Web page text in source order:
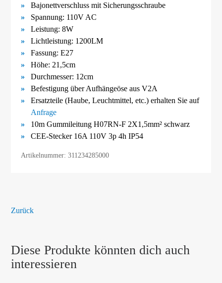
Bajonettverschluss mit Sicherungsschraube
Spannung: 110V AC
Leistung: 8W
Lichtleistung: 1200LM
Fassung: E27
Höhe: 21,5cm
Durchmesser: 12cm
Befestigung über Aufhängeöse aus V2A
Ersatzteile (Haube, Leuchtmittel, etc.) erhalten Sie auf
Anfrage
10m Gummileitung H07RN-F 2X1,5mm² schwarz
CEE-Stecker 16A 110V 3p 4h IP54
Artikelnummer: 311234285000
Zurück
Diese Produkte könnten dich auch
interessieren